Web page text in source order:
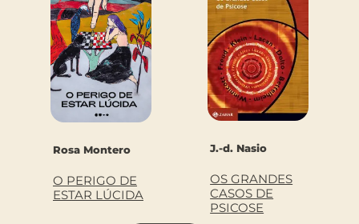
Rosa Montero
O PERIGO DE
ESTAR LÚCIDA
J.-d. Nasio
OS GRANDES
CASOS DE
PSICOSE